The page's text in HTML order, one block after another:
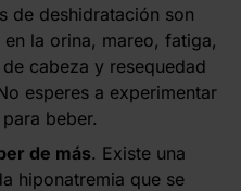
de deshidratación son
la orina, mareo, fatiga,
cabeza y resequedad
esperes a experimentar
beber.
de más. Existe una
hiponatremia que se